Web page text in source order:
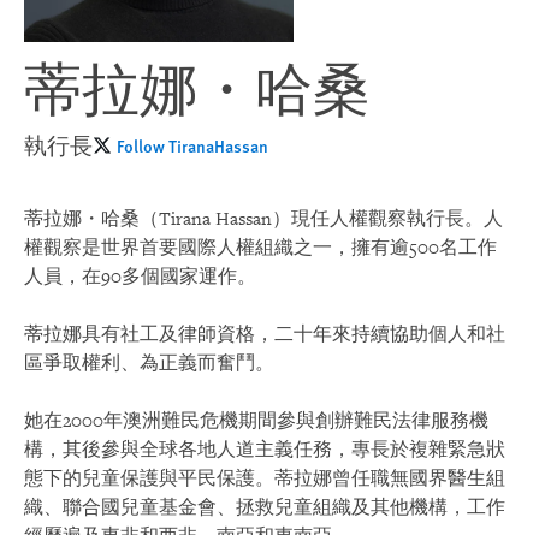
蒂拉娜・哈桑
執行長 Follow TiranaHassan
蒂拉娜・哈桑（Tirana Hassan）現任人權觀察執行長。人
權觀察是世界首要國際人權組織之一，擁有逾500名工作
人員，在90多個國家運作。
蒂拉娜具有社工及律師資格，二十年來持續協助個人和社
區爭取權利、為正義而奮鬥。
她在2000年澳洲難民危機期間參與創辦難民法律服務機
構，其後參與全球各地人道主義任務，專長於複雜緊急狀
態下的兒童保護與平民保護。蒂拉娜曾任職無國界醫生組
織、聯合國兒童基金會、拯救兒童組織及其他機構，工作